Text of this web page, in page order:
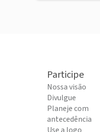
Participe
Nossa visão
Divulgue
Planeje com
antecedência